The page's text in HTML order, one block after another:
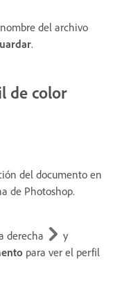
del archivo
.
de color
del documento en
de Photoshop.
derecha
y
para ver el perfil